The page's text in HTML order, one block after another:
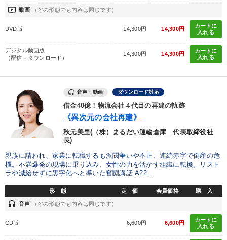
ondemand_video 動画 （どの形態でも内容は同じです）
DVD版 14,300円 14,300円
カートに
入れる
デジタル動画版
（配信＋ダウンロード）
14,300円 14,300円
カートに
入れる
音声・動画 ダウンロード対応
借金40億！物流会社４代目の再建の軌跡
《異次元の会社再建》
秋元美里(（株）まるだい運輸倉庫 代表取締役社
長)
親族に請われ、家業に転職するも派閥争いや不正、連続赤字で倒産の危
機。不満爆発の現場に乗り込み、女性の力を活かす組織に転換。リスト
ラや減給せずに黒字化へと導いた奮闘講話 A22...
形 態 定 価 会員価格 購 入
headset 音声 （どの形態でも内容は同じです）
CD版 6,600円 6,600円
カートに
入れる